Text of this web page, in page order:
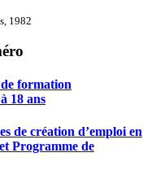
1982
formation
18 ans
de création d’emploi en
Programme de